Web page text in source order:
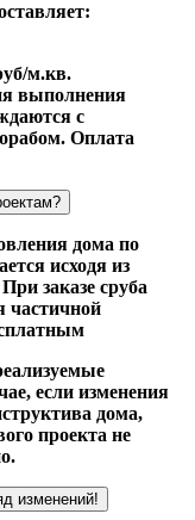
м.кв.
выполнения
с
Оплата
дома по
исходя из
заказе сруба
частичной
если изменения
дома,
проекта не
изменений!